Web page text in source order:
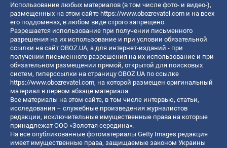
Использование любых материалов (в том числе фото- и видео-),
размещенных на этом сайте https://www.obozrevatel.com и на всех
его поддоменах, в любом виде строго запрещено.
Разрешается использование при получении письменного
разрешения на их использование и при условии обязательной
ссылки на сайт OBOZ.UA, а для интернет-изданий - при
получении письменного разрешения на их использование и при
обязательном размещении прямой, открытой для поисковых
систем, гиперссылки на страницу OBOZ.UA по ссылке
https://www.obozrevatel.com, на которой размещен оригинальный
материал в первом абзаце материала.
Все материалы на этом сайте, в том числе интервью, статьи,
исследования – служебные произведения журналистов
редакции, исключительные имущественные права на которые
принадлежат ООО «Золотая середина».
На все опубликованные фотоматериалы Getty Images редакция
имеет имущественные права, защищаемые законом Украины